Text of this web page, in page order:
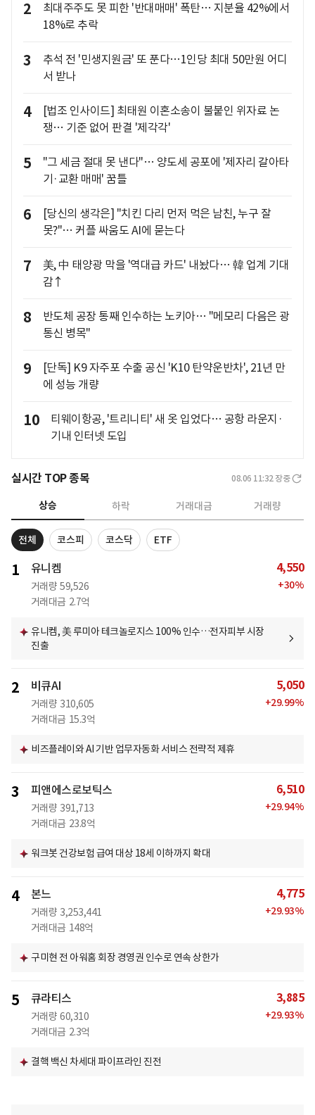
2
최대주주도 못 피한 '반대매매' 폭탄… 지분율 42%에서
18%로 추락
3
추석 전 '민생지원금' 또 푼다…1인당 최대 50만원 어디
서 받나
4
[법조 인사이드] 최태원 이혼소송이 불붙인 위자료 논
쟁… 기준 없어 판결 '제각각'
5
"그 세금 절대 못 낸다"… 양도세 공포에 '제자리 갈아타
기·교환 매매' 꿈틀
6
[당신의 생각은] "치킨 다리 먼저 먹은 남친, 누구 잘
못?"… 커플 싸움도 AI에 묻는다
7
美, 中 태양광 막을 '역대급 카드' 내놨다… 韓 업계 기대
감↑
8
반도체 공장 통째 인수하는 노키아… "메모리 다음은 광
통신 병목"
9
[단독] K9 자주포 수출 공신 'K10 탄약운반차', 21년 만
에 성능 개량
10
티웨이항공, '트리니티' 새 옷 입었다… 공항 라운지·
기내 인터넷 도입
실시간 TOP 종목 08.06 11:32 장중
상승 하락 거래대금 거래량
전체 코스피 코스닥 ETF
1 유니켐
거래량 59,526
거래대금 2.7억
4,550
+30%
유니켐, 美 루미아 테크놀로지스 100% 인수…전자피부 시장
진출
2 비큐AI
거래량 310,605
거래대금 15.3억
5,050
+29.99%
비즈플레이와 AI 기반 업무자동화 서비스 전략적 제휴
3 피앤에스로보틱스
거래량 391,713
거래대금 23.8억
6,510
+29.94%
워크봇 건강보험 급여 대상 18세 이하까지 확대
4 본느
거래량 3,253,441
거래대금 148억
4,775
+29.93%
구미현 전 아워홈 회장 경영권 인수로 연속 상한가
5 큐라티스
거래량 60,310
거래대금 2.3억
3,885
+29.93%
결핵 백신 차세대 파이프라인 진전